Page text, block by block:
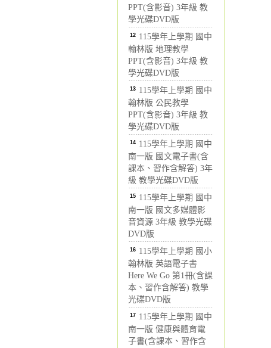
PPT(含影音) 3年級 教
學光碟DVD版
12 115學年上學期 國中
翰林版 地理教學
PPT(含影音) 3年級 教
學光碟DVD版
13 115學年上學期 國中
翰林版 公民教學
PPT(含影音) 3年級 教
學光碟DVD版
14 115學年上學期 國中
南一版 國文電子書(含
課本、習作含解答) 3年
級 教學光碟DVD版
15 115學年上學期 國中
南一版 國文多媒體影
音資源 3年級 教學光碟
DVD版
16 115學年上學期 國小
翰林版 英語電子書
Here We Go 第1冊(含課
本、習作含解答) 教學
光碟DVD版
17 115學年上學期 國中
南一版 健康與體育電
子書(含課本、習作含